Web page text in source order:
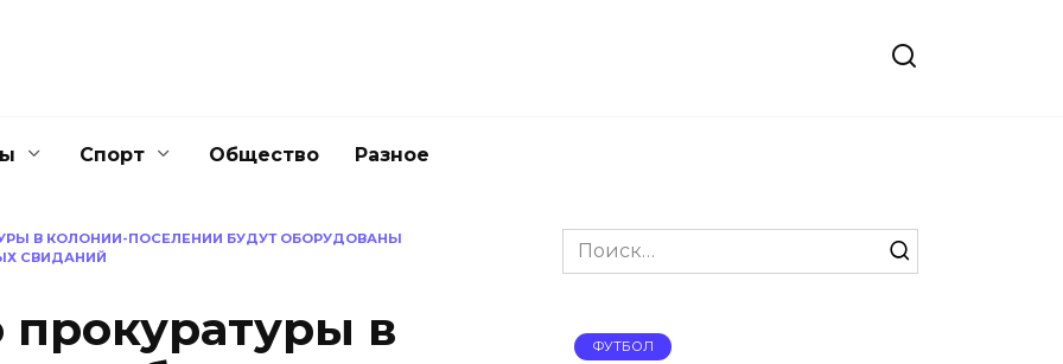
Спорт Общество Разное
В КОЛОНИИ-ПОСЕЛЕНИИ БУДУТ ОБОРУДОВАНЫ
СВИДАНИЙ
в
Search
for:
ФУТБОЛ